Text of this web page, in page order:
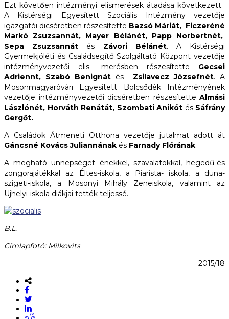
Ezt követően intézményi elismerések átadása következett.
A Kistérségi Egyesített Szociális Intézmény vezetője
igazgatói dicséretben részesítette Bazsó Máriát, Ficzeréné
Markó Zsuzsannát, Mayer Bélánét, Papp Norbertnét,
Sepa Zsuzsannát és Závori Bélánét. A Kistérségi
Gyermekjóléti és Családsegítő Szolgáltató Központ vezetője
intézményvezetői elis- merésben részesítette Gecsei
Adriennt, Szabó Benignát és Zsila­vecz Józsefnét. A
Mosonmagyaróvári Egyesített Bölcsődék Intézményének
vezetője intézményvezetői dicséretben részesítette Almási
Lászlónét, Horváth Renátát, Szombati Anikót és Sáfrány
Gergőt.
A Családok Átmeneti Otthona vezetője jutalmat adott át
Gáncsné Kovács Juliannának és Farnady Flórának.
A megható ünnepséget énekkel, szavalatokkal, hegedű-és
zongorajátékkal az Éltes-iskola, a Piarista- iskola, a duna­
szigeti-iskola, a Mosonyi Mihály Zeneiskola, valamint az
Ujhelyi-iskola diákjai tették teljessé.
B.L.
Címlapfotó: Milkovits
2015/18